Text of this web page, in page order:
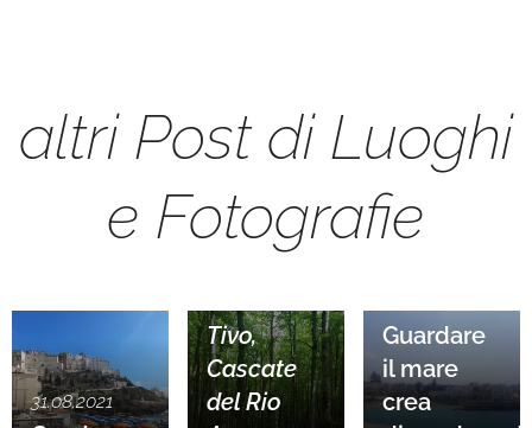
altri Post di Luoghi
e Fotografie
31.08.2021
Tivo,
Cascate
del Rio
Guardare
il mare
crea